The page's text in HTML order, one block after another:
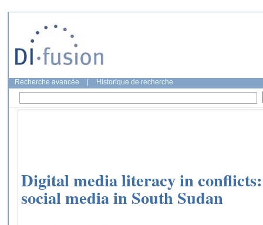
Recherche avancée Historique de recherche
Digital media literacy in
social media in South Sudan